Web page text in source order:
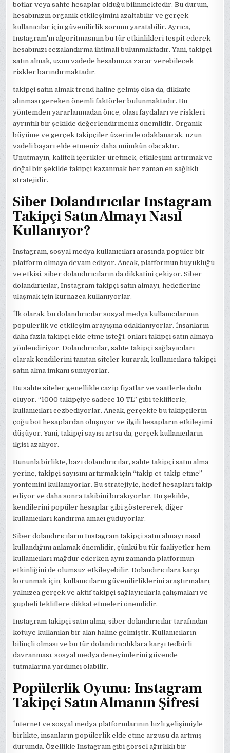
botlar veya sahte hesaplar olduğu bilinmektedir. Bu durum,
hesabınızın organik etkileşimini azaltabilir ve gerçek
kullanıcılar için güvenilirlik sorunu yaratabilir. Ayrıca,
Instagram'ın algoritmasının bu tür etkinlikleri tespit ederek
hesabınızı cezalandırma ihtimali bulunmaktadır. Yani, takipçi
satın almak, uzun vadede hesabınıza zarar verebilecek
riskler barındırmaktadır.
takipçi satın almak trend haline gelmiş olsa da, dikkate
alınması gereken önemli faktörler bulunmaktadır. Bu
yöntemden yararlanmadan önce, olası faydaları ve riskleri
ayrıntılı bir şekilde değerlendirmeniz önemlidir. Organik
büyüme ve gerçek takipçiler üzerinde odaklanarak, uzun
vadeli başarı elde etmeniz daha mümkün olacaktır.
Unutmayın, kaliteli içerikler üretmek, etkileşimi artırmak ve
doğal bir şekilde takipçi kazanmak her zaman en sağlıklı
stratejidir.
Siber Dolandırıcılar Instagram
Takipçi Satın Almayı Nasıl
Kullanıyor?
Instagram, sosyal medya kullanıcıları arasında popüler bir
platform olmaya devam ediyor. Ancak, platformun büyüklüğü
ve etkisi, siber dolandırıcıların da dikkatini çekiyor. Siber
dolandırıcılar, Instagram takipçi satın almayı, hedeflerine
ulaşmak için kurnazca kullanıyorlar.
İlk olarak, bu dolandırıcılar sosyal medya kullanıcılarının
popülerlik ve etkileşim arayışına odaklanıyorlar. İnsanların
daha fazla takipçi elde etme isteği, onları takipçi satın almaya
yönlendiriyor. Dolandırıcılar, sahte takipçi sağlayıcıları
olarak kendilerini tanıtan siteler kurarak, kullanıcılara takipçi
satın alma imkanı sunuyorlar.
Bu sahte siteler genellikle cazip fiyatlar ve vaatlerle dolu
oluyor. “1000 takipçiye sadece 10 TL” gibi tekliflerle,
kullanıcıları cezbediyorlar. Ancak, gerçekte bu takipçilerin
çoğu bot hesaplardan oluşuyor ve ilgili hesapların etkileşimi
düşüyor. Yani, takipçi sayısı artsa da, gerçek kullanıcıların
ilgisi azalıyor.
Bununla birlikte, bazı dolandırıcılar, sahte takipçi satın alma
yerine, takipçi sayısını artırmak için “takip et-takip etme”
yöntemini kullanıyorlar. Bu stratejiyle, hedef hesapları takip
ediyor ve daha sonra takibini bırakıyorlar. Bu şekilde,
kendilerini popüler hesaplar gibi göstererek, diğer
kullanıcıları kandırma amacı güdüyorlar.
Siber dolandırıcıların Instagram takipçi satın almayı nasıl
kullandığını anlamak önemlidir, çünkü bu tür faaliyetler hem
kullanıcıları mağdur ederken aynı zamanda platformun
etkinliğini de olumsuz etkileyebilir. Dolandırıcılara karşı
korunmak için, kullanıcıların güvenilirliklerini araştırmaları,
yalnızca gerçek ve aktif takipçi sağlayıcılarla çalışmaları ve
şüpheli tekliflere dikkat etmeleri önemlidir.
Instagram takipçi satın alma, siber dolandırıcılar tarafından
kötüye kullanılan bir alan haline gelmiştir. Kullanıcıların
bilinçli olması ve bu tür dolandırıcılıklara karşı tedbirli
davranması, sosyal medya deneyimlerini güvende
tutmalarına yardımcı olabilir.
Popülerlik Oyunu: Instagram
Takipçi Satın Almanın Şifresi
İnternet ve sosyal medya platformlarının hızlı gelişimiyle
birlikte, insanların popülerlik elde etme arzusu da artmış
durumda. Özellikle Instagram gibi görsel ağırlıklı bir